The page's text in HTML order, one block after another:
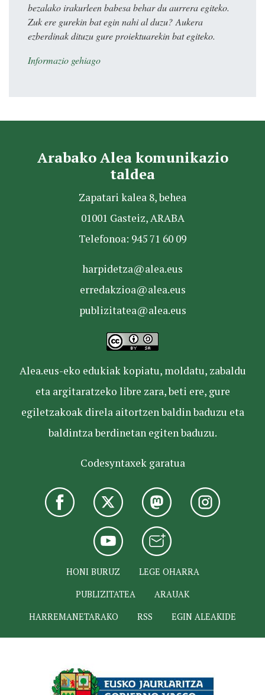
bezalako irakurleen babesa behar du aurrera egiteko.
Zuk ere gurekin bat egin nahi al duzu? Aukera
ezberdinak dituzu gure proiektuarekin bat egiteko.
Informazio gehiago
Arabako Alea komunikazio
taldea
Zapatari kalea 8, behea
01001 Gasteiz, ARABA
Telefonoa: 945 71 60 09
harpidetza@alea.eus
erredakzioa@alea.eus
publizitatea@alea.eus
Alea.eus-eko edukiak kopiatu, moldatu, zabaldu
eta argitaratzeko libre zara, beti ere, gure
egiletzakoak direla aitortzen baldin baduzu eta
baldintza berdinetan egiten baduzu.
Codesyntaxek garatua
HONI BURUZ
LEGE OHARRA
PUBLIZITATEA
ARAUAK
HARREMANETARAKO
RSS EGIN ALEAKIDE